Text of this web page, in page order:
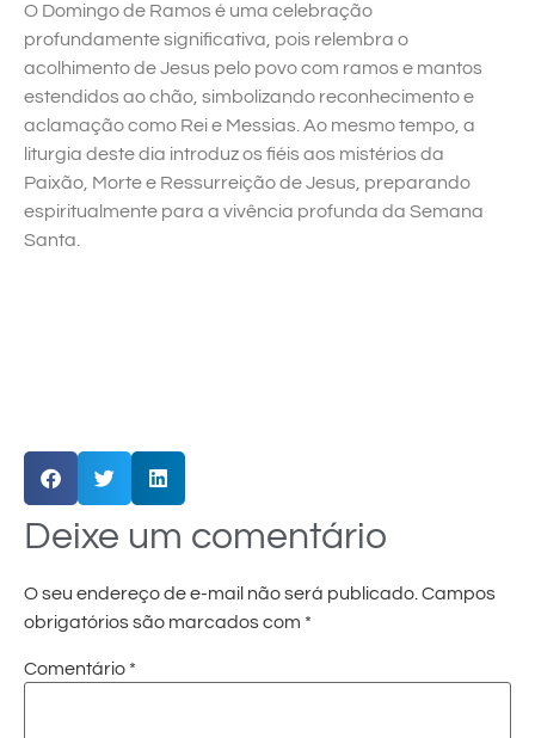
O Domingo de Ramos é uma celebração
profundamente significativa, pois relembra o
acolhimento de Jesus pelo povo com ramos e mantos
estendidos ao chão, simbolizando reconhecimento e
aclamação como Rei e Messias. Ao mesmo tempo, a
liturgia deste dia introduz os fiéis aos mistérios da
Paixão, Morte e Ressurreição de Jesus, preparando
espiritualmente para a vivência profunda da Semana
Santa.
Deixe um comentário
O seu endereço de e-mail não será publicado. Campos
obrigatórios são marcados com *
Comentário *